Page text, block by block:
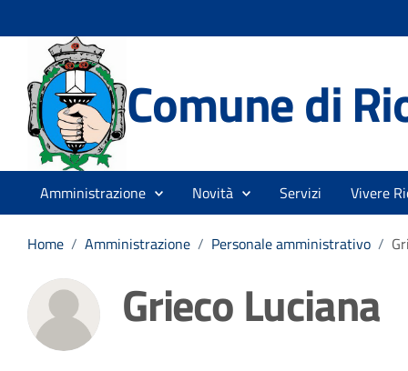
Comune di
Amministrazione Novità Servizi Vivere
Home / Amministrazione / Personale amministrativo /
Grieco Luciana